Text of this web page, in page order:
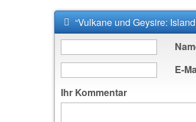
“Vulkane und Geysire:
E-
Ihr Kommentar